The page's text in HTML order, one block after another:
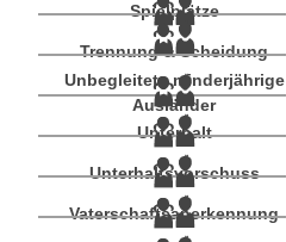
Spielplätze
Trennung & Scheidung
Unbegleitete minderjährige
Ausländer
Unterhalt
Unterhaltsvorschuss
Vaterschaftsanerkennung